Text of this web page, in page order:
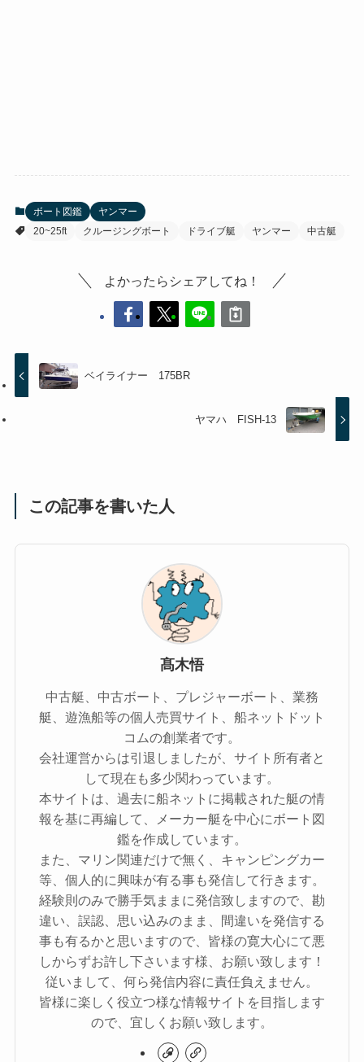
ボート図鑑
ヤンマー
20~25ft
クルージングボート ドライブ艇 ヤンマー 中古艇
よかったらシェアしてね！
ベイライナー 175BR
ヤマハ FISH-13
この記事を書いた人
髙木悟
中古艇、中古ボート、プレジャーボート、業務
艇、遊漁船等の個人売買サイト、船ネットドット
コムの創業者です。
会社運営からは引退しましたが、サイト所有者と
して現在も多少関わっています。
本サイトは、過去に船ネットに掲載された艇の情
報を基に再編して、メーカー艇を中心にボート図
鑑を作成しています。
また、マリン関連だけで無く、キャンピングカー
等、個人的に興味が有る事も発信して行きます。
経験則のみで勝手気ままに発信致しますので、勘
違い、誤認、思い込みのまま、間違いを発信する
事も有るかと思いますので、皆様の寛大心にて悪
しからずお許し下さいます様、お願い致します！
従いまして、何ら発信内容に責任負えません。
皆様に楽しく役立つ様な情報サイトを目指します
ので、宜しくお願い致します。